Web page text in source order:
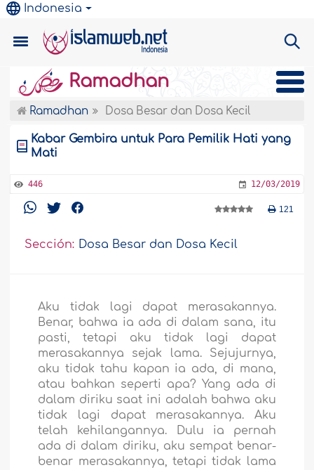
Indonesia
Ramadhan
Ramadhan Dosa Besar dan Dosa Kecil
Kabar Gembira untuk Para Pemilik Hati yang
Mati
446 12/03/2019
121
Sección: Dosa Besar dan Dosa Kecil
Aku tidak lagi dapat merasakannya.
Benar, bahwa ia ada di dalam sana, itu
pasti, tetapi aku tidak lagi dapat
merasakannya sejak lama. Sejujurnya,
aku tidak tahu kapan ia ada, di mana,
atau bahkan seperti apa? Yang ada di
dalam diriku saat ini adalah bahwa aku
tidak lagi dapat merasakannya. Aku
telah kehilangannya. Dulu ia pernah
ada di dalam diriku, aku sempat benar-
benar merasakannya, tetapi tidak lama